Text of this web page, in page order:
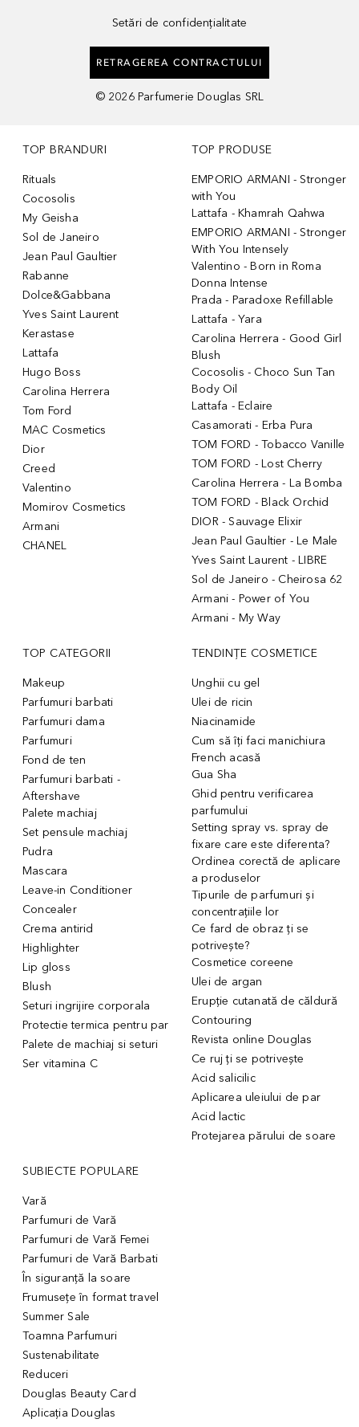
Setări de confidențialitate
RETRAGEREA CONTRACTULUI
© 2026 Parfumerie Douglas SRL
TOP BRANDURI
Rituals
Cocosolis
My Geisha
Sol de Janeiro
Jean Paul Gaultier
Rabanne
Dolce&Gabbana
Yves Saint Laurent
Kerastase
Lattafa
Hugo Boss
Carolina Herrera
Tom Ford
MAC Cosmetics
Dior
Creed
Valentino
Momirov Cosmetics
Armani
CHANEL
TOP PRODUSE
EMPORIO ARMANI - Stronger
with You
Lattafa - Khamrah Qahwa
EMPORIO ARMANI - Stronger
With You Intensely
Valentino - Born in Roma
Donna Intense
Prada - Paradoxe Refillable
Lattafa - Yara
Carolina Herrera - Good Girl
Blush
Cocosolis - Choco Sun Tan
Body Oil
Lattafa - Eclaire
Casamorati - Erba Pura
TOM FORD - Tobacco Vanille
TOM FORD - Lost Cherry
Carolina Herrera - La Bomba
TOM FORD - Black Orchid
DIOR - Sauvage Elixir
Jean Paul Gaultier - Le Male
Yves Saint Laurent - LIBRE
Sol de Janeiro - Cheirosa 62
Armani - Power of You
Armani - My Way
TOP CATEGORII
Makeup
Parfumuri barbati
Parfumuri dama
Parfumuri
Fond de ten
Parfumuri barbati -
Aftershave
Palete machiaj
Set pensule machiaj
Pudra
Mascara
Leave-in Conditioner
Concealer
Crema antirid
Highlighter
Lip gloss
Blush
Seturi ingrijire corporala
Protectie termica pentru par
Palete de machiaj si seturi
Ser vitamina C
TENDINȚE COSMETICE
Unghii cu gel
Ulei de ricin
Niacinamide
Cum să îți faci manichiura
French acasă
Gua Sha
Ghid pentru verificarea
parfumului
Setting spray vs. spray de
fixare care este diferenta?
Ordinea corectă de aplicare
a produselor
Tipurile de parfumuri și
concentrațiile lor
Ce fard de obraz ți se
potrivește?
Cosmetice coreene
Ulei de argan
Erupție cutanată de căldură
Contouring
Revista online Douglas
Ce ruj ți se potrivește
Acid salicilic
Aplicarea uleiului de par
Acid lactic
Protejarea părului de soare
SUBIECTE POPULARE
Vară
Parfumuri de Vară
Parfumuri de Vară Femei
Parfumuri de Vară Barbati
În siguranță la soare
Frumusețe în format travel
Summer Sale
Toamna Parfumuri
Sustenabilitate
Reduceri
Douglas Beauty Card
Aplicația Douglas